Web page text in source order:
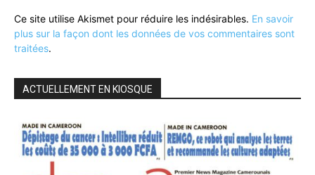
Ce site utilise Akismet pour réduire les indésirables. En savoir
plus sur la façon dont les données de vos commentaires sont
traitées.
ACTUELLEMENT EN KIOSQUE